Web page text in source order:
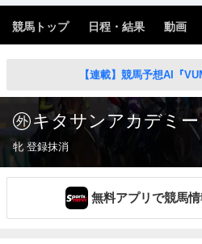
競馬トップ 日程・結果 動画
【連載】競馬予想AI『
キタサンアカデミー
牝 登録抹消
無料アプリで競馬